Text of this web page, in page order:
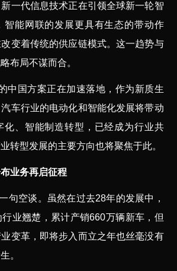
新一代信息技术正在引领全球新一轮智
智能网联的发展更具有生态的带动作
变着传统的供应链模式。这一趋势与
布局不谋而合。
中国方案正在加速落地，作为新质生
车行业的电动化和智能化发展将带动
化、智能制造转型，已经成为行业共
转型发展的主要方向也将聚焦于此。
业务再启征程
句空谈。虽然在过去28年的发展中，
业翘楚，累计产销660万辆新车，但
变革，即将步入而立之年也丝毫没有
。